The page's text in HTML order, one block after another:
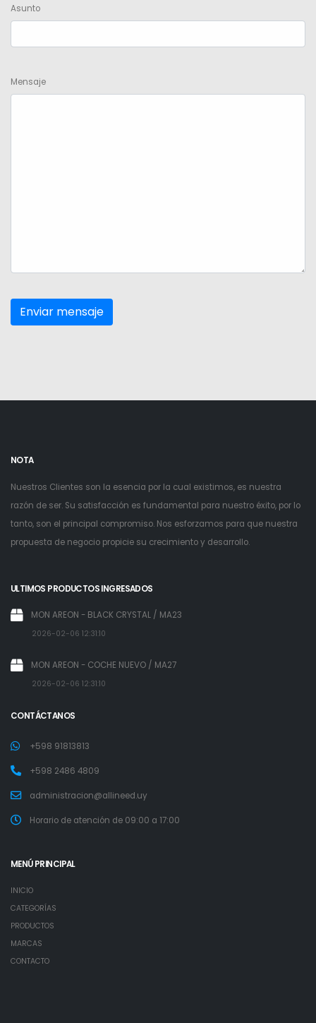
Asunto
Mensaje
NOTA
Nuestros Clientes son la esencia por la cual existimos, es nuestra
razón de ser. Su satisfacción es fundamental para nuestro éxito, por lo
tanto, son el principal compromiso. Nos esforzamos para que nuestra
propuesta de negocio propicie su crecimiento y desarrollo.
ULTIMOS PRODUCTOS INGRESADOS
MON AREON - BLACK CRYSTAL / MA23
2026-02-06 12:31:10
MON AREON - COCHE NUEVO / MA27
2026-02-06 12:31:10
CONTÁCTANOS
+598 91813813
+598 2486 4809
administracion@allineed.uy
Horario de atención de 09:00 a 17:00
MENÚ PRINCIPAL
INICIO
CATEGORÍAS
PRODUCTOS
MARCAS
CONTACTO